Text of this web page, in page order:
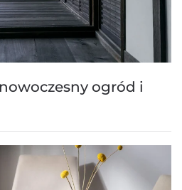
ogród i